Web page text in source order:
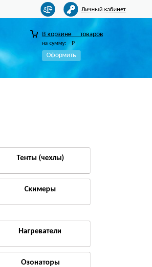
Личный кабинет
В корзине товаров
на сумму: Р
Оформить
Тенты (чехлы)
Скимеры
Нагреватели
Озонаторы